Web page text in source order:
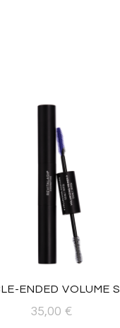
ENDED VOLUME
35,00 €